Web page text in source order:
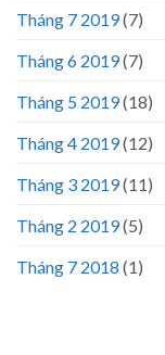
Tháng 7 2019(7)
Tháng 6 2019(7)
Tháng 5 2019(18)
Tháng 4 2019(12)
Tháng 3 2019(11)
Tháng 2 2019(5)
Tháng 7 2018 (1)